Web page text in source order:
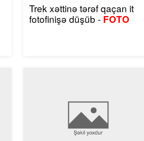
Trek xəttinə tərəf qaçan it
fotofinişə düşüb - FOTO